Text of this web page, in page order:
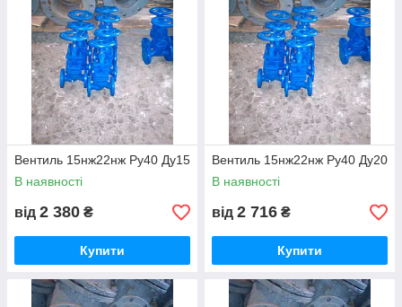
Вентиль 15нж22нж Ру40 Ду15
В наявності
від 2 380 ₴
Купити
Вентиль 15нж22нж Ру40 Ду20
В наявності
від 2 716 ₴
Купити